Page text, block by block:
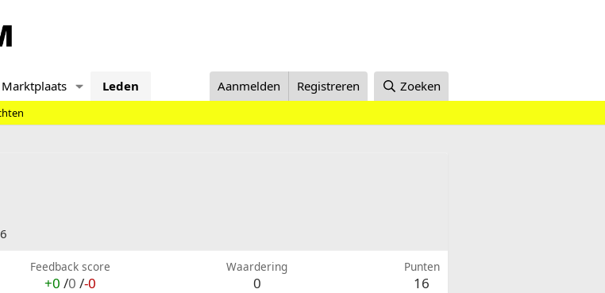
Marktplaats Leden Aanmelden Registreren Zoeken
Feedback score
+0 /0 /-0
Waardering
0
Punten
16